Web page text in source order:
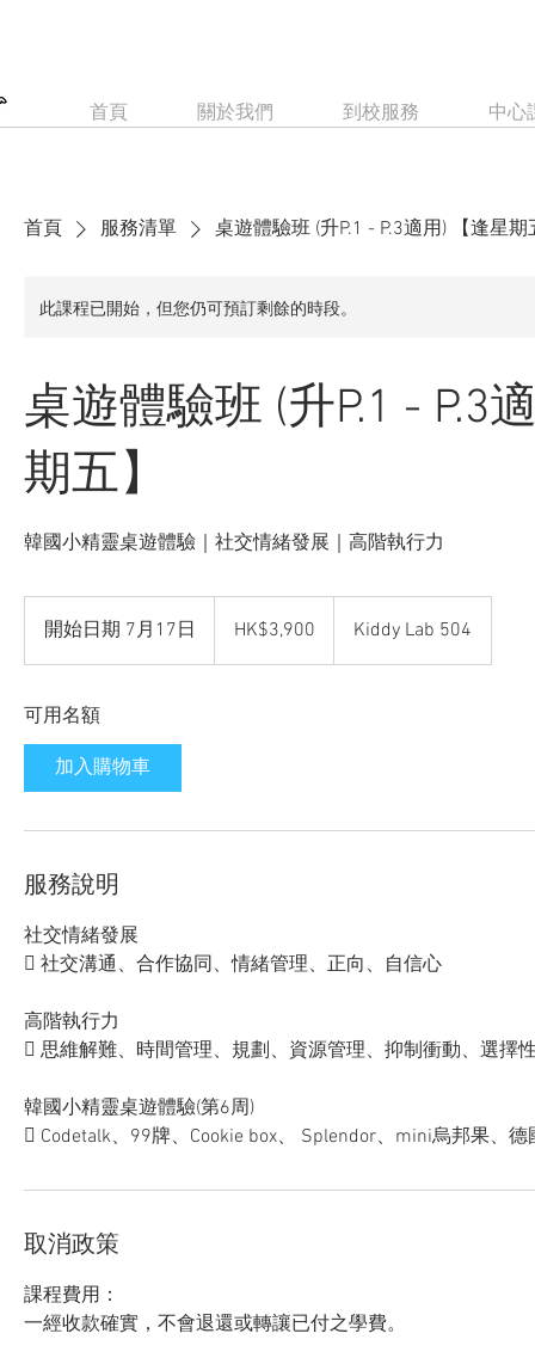
首頁 關於我們 到校服務 中心
首頁 服務清單 桌遊體驗班 (升P.1 - P.3適用) 【逢星期
此課程已開始，但您仍可預訂剩餘的時段。
桌遊體驗班 (升P.1 - P.3
期五】
韓國小精靈桌遊體驗｜社交情緒發展｜高階執行力
開始日期 7月17日
始
7
KongHK$3,900 Kiddy Lab 504
可用名額
加入購物車
服務說明
社交情緒發展
 社交溝通、合作協同、情緒管理、正向、自信心
高階執行力
 思維解難、時間管理、規劃、資源管理、抑制衝動、選擇
韓國小精靈桌遊體驗(第6周)
 Codetalk、99牌、Cookie box、 Splendor、mini烏邦果、德
取消政策
課程費用：
一經收款確實，不會退還或轉讓已付之學費。